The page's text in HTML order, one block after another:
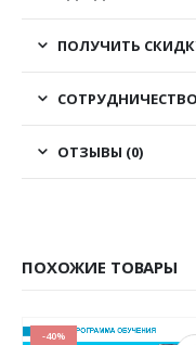
ПОЛУЧИТЬ
СОТРУДНИЧЕСТВО
ОТЗЫВЫ (0)
ПОХОЖИЕ ТОВАРЫ
-40%